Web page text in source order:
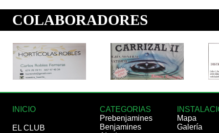
INICIO
EL CLUB
CATEGORIAS
Prebenjamines
Benjamines
Mapa
Galería